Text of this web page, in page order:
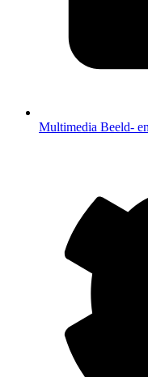
Multimedia Beeld-